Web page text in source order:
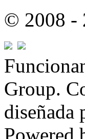
© 2008 -
Group.
diseñada
Powered